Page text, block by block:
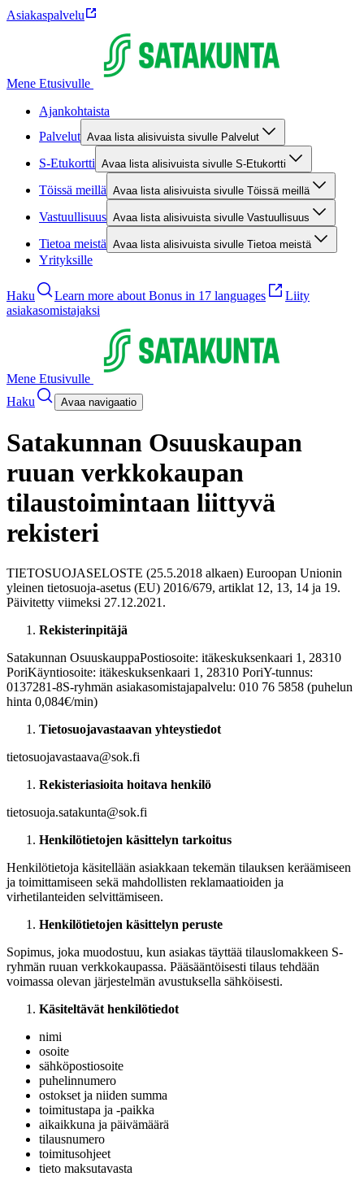
Asiakaspalvelu
Mene Etusivulle
Ajankohtaista
Palvelut Avaa lista alisivuista sivulle Palvelut
S-Etukortti Avaa lista alisivuista sivulle S-Etukortti
Töissä meillä Avaa lista alisivuista sivulle Töissä meillä
Vastuullisuus Avaa lista alisivuista sivulle Vastuullisuus
Tietoa meistä Avaa lista alisivuista sivulle Tietoa meistä
Yrityksille
Haku Learn more about Bonus in 17 languages
Liity
asiakasomistajaksi
Mene Etusivulle
Haku
Avaa navigaatio
Satakunnan Osuuskaupan
ruuan verkkokaupan
tilaustoimintaan liittyvä
rekisteri
TIETOSUOJASELOSTE (25.5.2018 alkaen) Euroopan Unionin
yleinen tietosuoja-asetus (EU) 2016/679, artiklat 12, 13, 14 ja 19.
Päivitetty viimeksi 27.12.2021.
Rekisterinpitäjä
Satakunnan OsuuskauppaPostiosoite: itäkeskuksenkaari 1, 28310
PoriKäyntiosoite: itäkeskuksenkaari 1, 28310 PoriY-tunnus:
0137281-8S-ryhmän asiakasomistajapalvelu: 010 76 5858 (puhelun
hinta 0,084€/min)
Tietosuojavastaavan yhteystiedot
tietosuojavastaava@sok.fi
Rekisteriasioita hoitava henkilö
tietosuoja.satakunta@sok.fi
Henkilötietojen käsittelyn tarkoitus
Henkilötietoja käsitellään asiakkaan tekemän tilauksen keräämiseen
ja toimittamiseen sekä mahdollisten reklamaatioiden ja
virhetilanteiden selvittämiseen.
Henkilötietojen käsittelyn peruste
Sopimus, joka muodostuu, kun asiakas täyttää tilauslomakkeen S-
ryhmän ruuan verkkokaupassa. Pääsääntöisesti tilaus tehdään
voimassa olevan järjestelmän avustuksella sähköisesti.
Käsiteltävät henkilötiedot
nimi
osoite
sähköpostiosoite
puhelinnumero
ostokset ja niiden summa
toimitustapa ja -paikka
aikaikkuna ja päivämäärä
tilausnumero
toimitusohjeet
tieto maksutavasta